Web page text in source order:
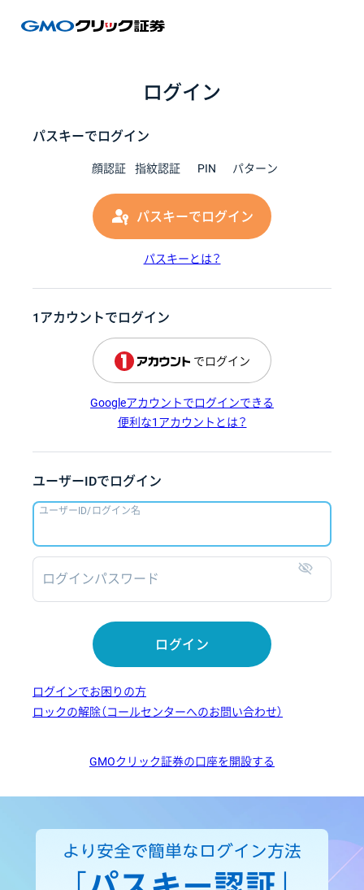
ログイン
パスキーでログイン
顔認証 指紋認証 PIN パターン
パスキーでログイン
パスキーとは？
1アカウントでログイン
でログイン
Googleアカウントでログインできる
便利な1アカウントとは？
ユーザーIDでログイン
ユーザーID/ログイン名
ログインパスワード
ログイン
ログインでお困りの方
ロックの解除（コールセンターへのお問い合わせ）
GMOクリック証券の口座を開設する